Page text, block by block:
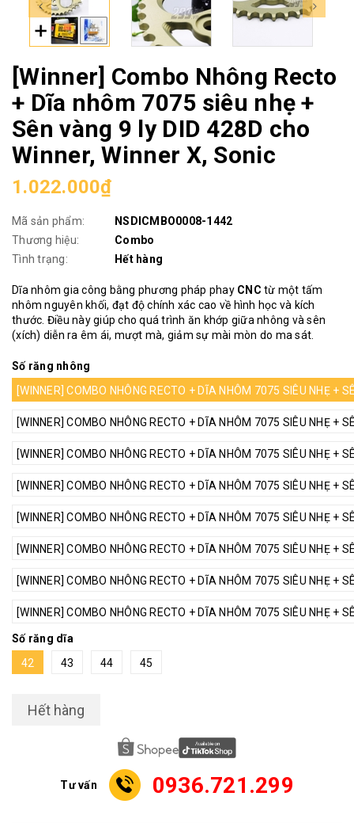
[Winner] Combo Nhông Recto
+ Dĩa nhôm 7075 siêu nhẹ +
Sên vàng 9 ly DID 428D cho
Winner, Winner X, Sonic
1.022.000₫
Mã sản phẩm:
NSDICMBO0008-1442
Thương hiệu:
Combo
Tình trạng:
Hết hàng
Dĩa nhôm gia công bằng phương pháp phay CNC từ một tấm
nhôm nguyên khối, đạt độ chính xác cao về hình học và kích
thước. Điều này giúp cho quá trình ăn khớp giữa nhông và sên
(xích) diễn ra êm ái, mượt mà, giảm sự mài mòn do ma sát.
Số răng nhông
[WINNER] COMBO NHÔNG RECTO + DĨA NHÔM 7075 SIÊU NHẸ +
[WINNER] COMBO NHÔNG RECTO + DĨA NHÔM 7075 SIÊU NHẸ +
[WINNER] COMBO NHÔNG RECTO + DĨA NHÔM 7075 SIÊU NHẸ +
[WINNER] COMBO NHÔNG RECTO + DĨA NHÔM 7075 SIÊU NHẸ +
[WINNER] COMBO NHÔNG RECTO + DĨA NHÔM 7075 SIÊU NHẸ +
[WINNER] COMBO NHÔNG RECTO + DĨA NHÔM 7075 SIÊU NHẸ +
[WINNER] COMBO NHÔNG RECTO + DĨA NHÔM 7075 SIÊU NHẸ +
[WINNER] COMBO NHÔNG RECTO + DĨA NHÔM 7075 SIÊU NHẸ +
Số răng dĩa
42
43 44 45
Hết hàng
Tư vấn 0936.721.299